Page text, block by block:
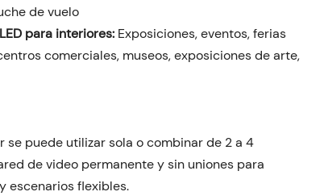
de vuelo
para interiores: Exposiciones, eventos, ferias
comerciales, museos, exposiciones de arte,
se puede utilizar sola o combinar de 2 a 4
de video permanente y sin uniones para
escenarios flexibles.